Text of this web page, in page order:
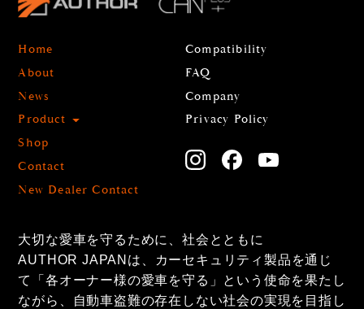
Home
About
News
Product
Shop
Contact
New Dealer Contact
Compatibility
FAQ
Company
Privacy Policy
大切な愛車を守るために、社会とともに
AUTHOR JAPANは、カーセキュリティ製品を通じ
て「各オーナー様の愛車を守る」という使命を果たし
ながら、自動車盗難の存在しない社会の実現を目指し